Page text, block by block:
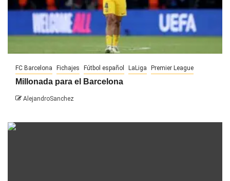
FC Barcelona Fichajes Fútbol español LaLiga Premier League
Millonada para el Barcelona
AlejandroSanchez